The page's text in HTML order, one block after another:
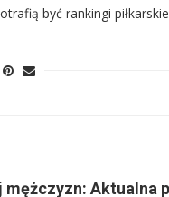
być rankingi
mężczyzn: Aktualna